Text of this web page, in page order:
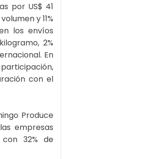
por US$ 41
y 11%
los envíos
2%
En
con el
Produce
empresas
32% de